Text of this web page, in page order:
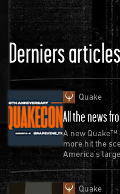
Derniers articles
Quake
All the news
A new Quake™
more hit the
America’s
Quake